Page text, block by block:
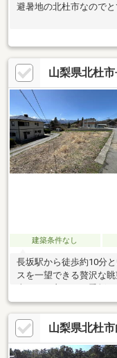
避暑地の北杜市なので
山梨県北杜
建築条件なし
長坂駅から徒歩約10分
スを一望できる贅沢な
周囲は閑静な住宅街で
北側には5.5ｍの市道、
アクセスもスムーズで
60％・容積率200％と
ます。 住まいにもビジ
山梨県北杜